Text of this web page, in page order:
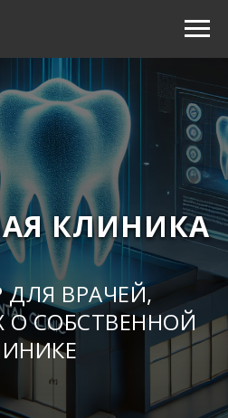
КЛИНИКА
ВРАЧЕЙ,
СОБСТВЕННОЙ